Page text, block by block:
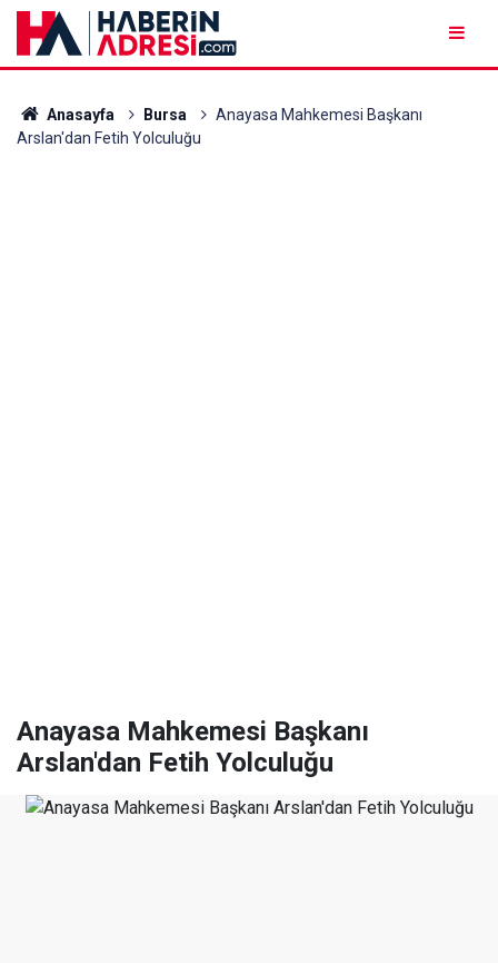
Anasayfa Bursa
Anayasa Mahkemesi Başkanı
Arslan'dan Fetih Yolculuğu
Anayasa Mahkemesi Başkanı
Arslan'dan Fetih Yolculuğu